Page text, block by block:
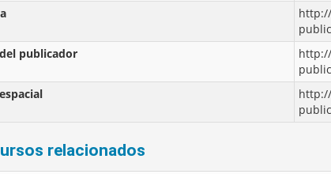
publicador
relacionados